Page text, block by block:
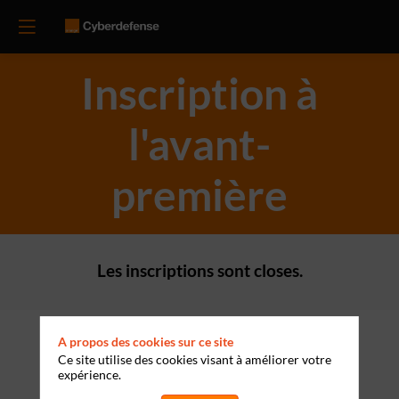
Inscription à
l'avant-
première
Les inscriptions sont closes.
A propos des cookies sur ce site
Ce site utilise des cookies visant à améliorer votre
expérience.